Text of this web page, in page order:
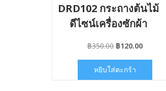
DRD102 กระถางต้นไม้
ดีไซน์เครื่องซักผ้า
฿350.00 Original
was:
฿120.00Current
หยิบใส่ตะกร้า